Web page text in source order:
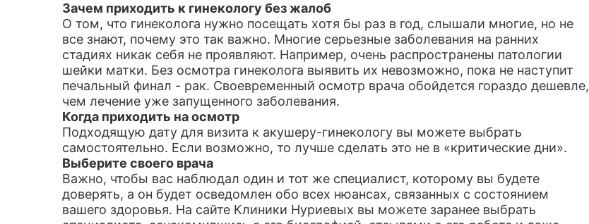
Зачем приходить к гинекологу без жалоб
О том, что гинеколога нужно посещать хотя бы раз в год, слышали многие, но не
все знают, почему это так важно. Многие серьезные заболевания на ранних
стадиях никак себя не проявляют. Например, очень распространены патологии
шейки матки. Без осмотра гинеколога выявить их невозможно, пока не наступит
печальный финал - рак. Своевременный осмотр врача обойдется гораздо дешевле,
чем лечение уже запущенного заболевания.
Когда приходить на осмотр
Подходящую дату для визита к акушеру-гинекологу вы можете выбрать
самостоятельно. Если возможно, то лучше сделать это не в «критические дни».
Выберите своего врача
Важно, чтобы вас наблюдал один и тот же специалист, которому вы будете
доверять, а он будет осведомлен обо всех нюансах, связанных с состоянием
вашего здоровья. На сайте Клиники Нуриевых вы можете заранее выбрать